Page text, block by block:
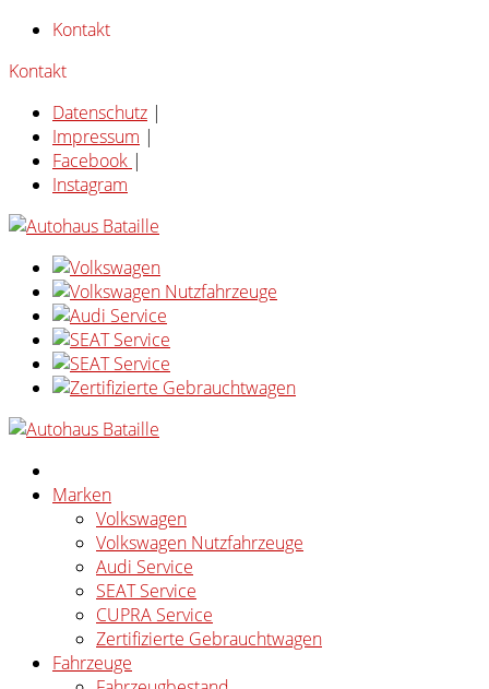
Kontakt
Kontakt
Datenschutz |
Impressum |
Facebook |
Instagram
Marken
Volkswagen
Volkswagen Nutzfahrzeuge
Audi Service
SEAT Service
CUPRA Service
Zertifizierte Gebrauchtwagen
Fahrzeuge